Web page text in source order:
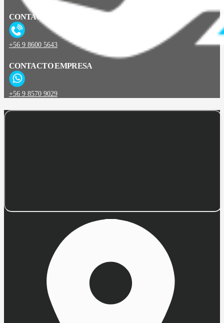
CONTACTO
+56 9 8600 5643
CONTACTO EMPRESA
+56 9 8570 9029